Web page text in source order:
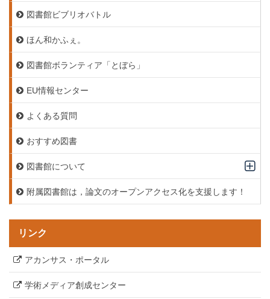
図書館ビブリオバトル
ほん和かふぇ。
図書館ボランティア「とぼら」
EU情報センター
よくある質問
おすすめ図書
図書館について
附属図書館は，論文のオープンアクセス化を支援します！
リンク
アカンサス・ポータル
学術メディア創成センター